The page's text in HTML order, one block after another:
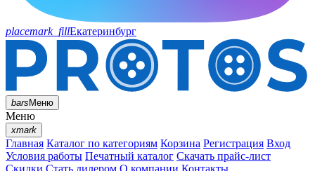
placemark_fillЕкатеринбург
barsМеню
Меню
xmark
Главная Каталог по категориям Корзина Регистрация Вход
Условия работы Печатный каталог Скачать прайс-лист
Скидки Стать дилером О компании Контакты